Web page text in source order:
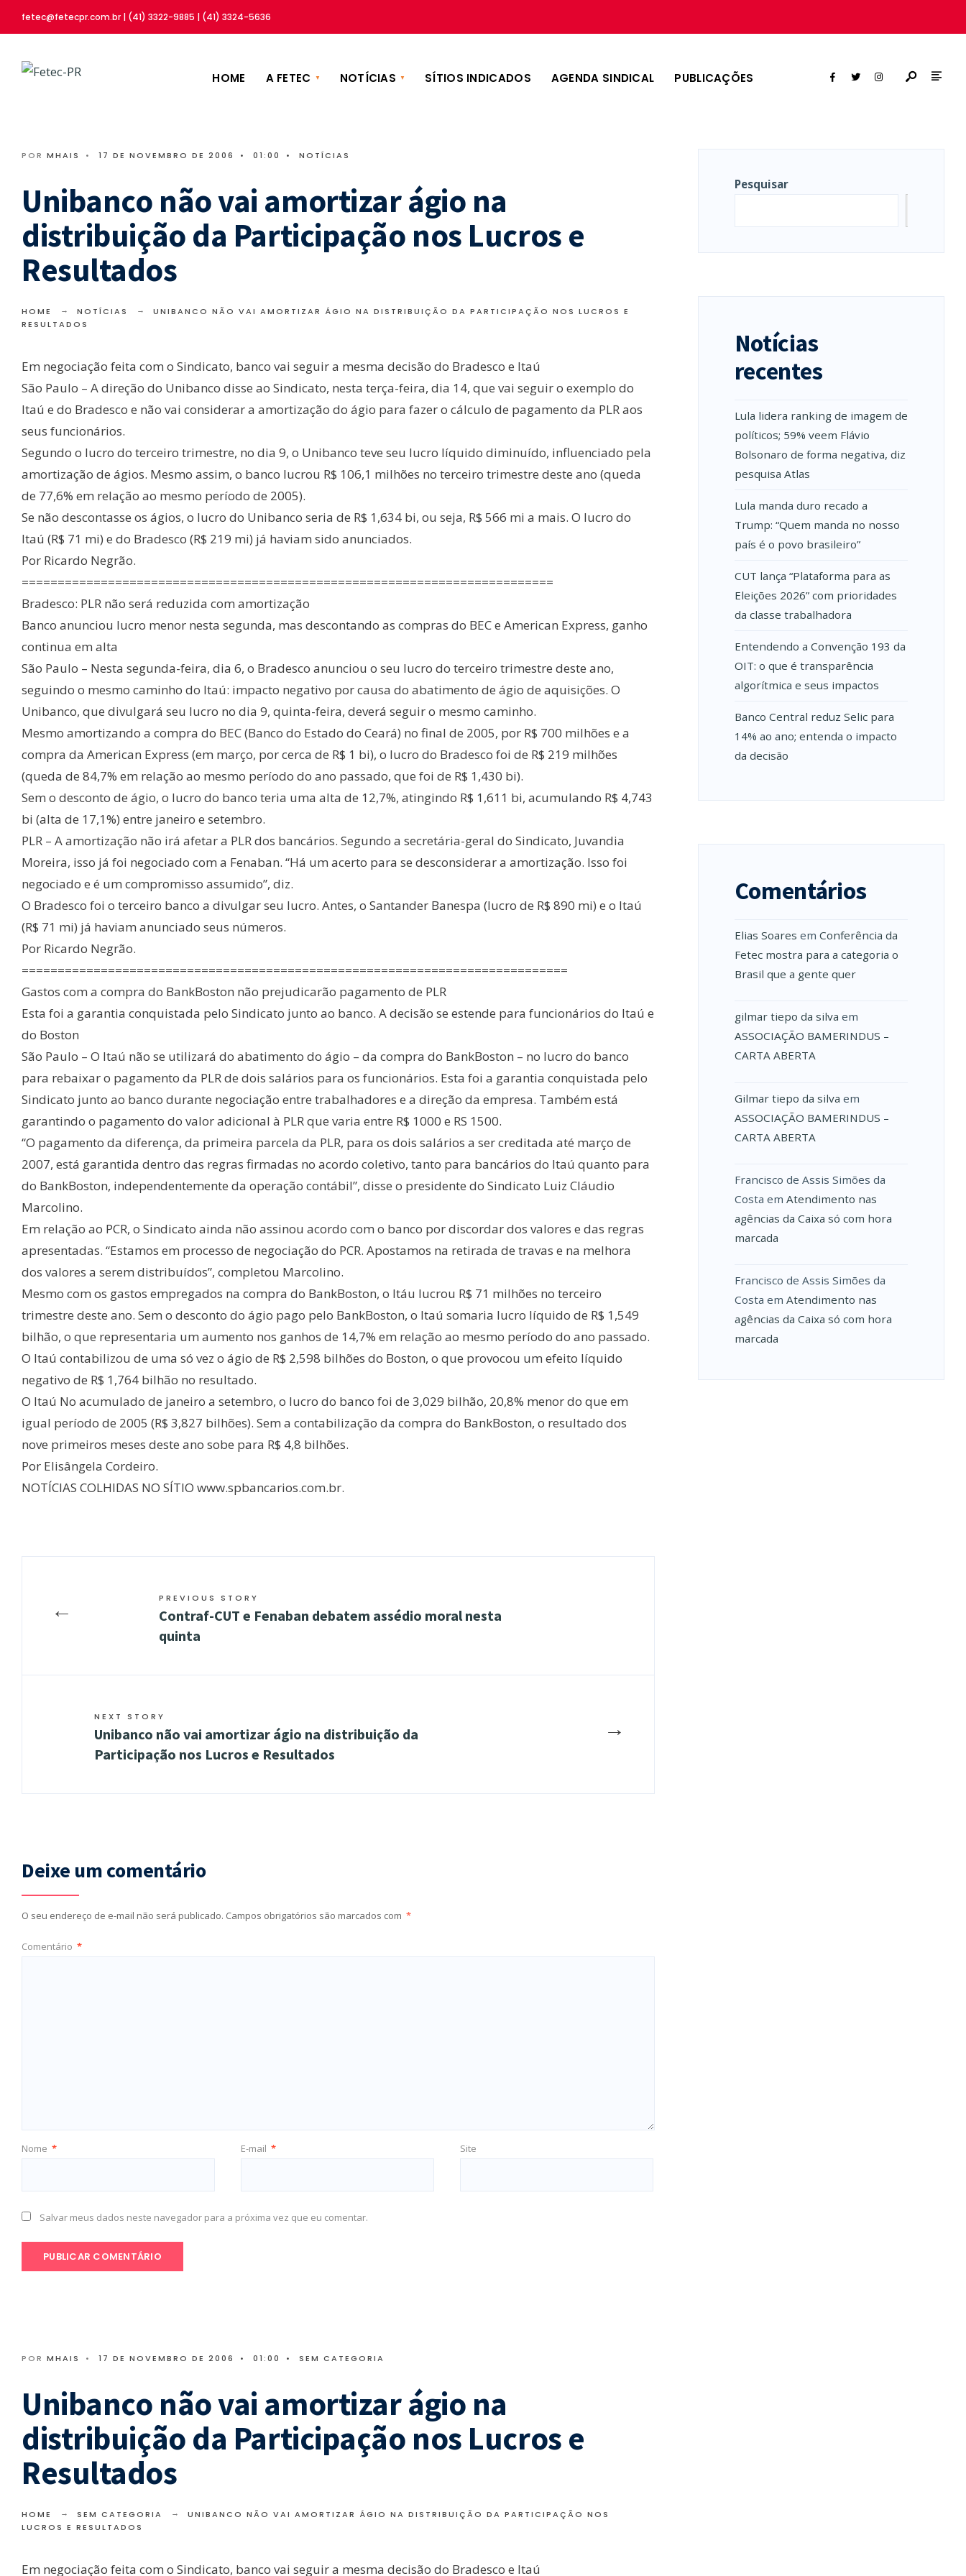
fetec@fetecpr.com.br | (41) 3322-9885 | (41) 3324-5636
HOME A FETEC NOTÍCIAS SÍTIOS INDICADOS AGENDA SINDICAL PUBLICAÇÕES
POR MHAIS • 17 DE NOVEMBRO DE 2006 • 01:00 • NOTÍCIAS
Unibanco não vai amortizar ágio na
distribuição da Participação nos Lucros e
Resultados
HOME NOTÍCIAS
UNIBANCO NÃO VAI AMORTIZAR ÁGIO NA DISTRIBUIÇÃO DA PARTICIPAÇÃO NOS LUCROS E
RESULTADOS
Em negociação feita com o Sindicato, banco vai seguir a mesma decisão do Bradesco e Itaú
São Paulo – A direção do Unibanco disse ao Sindicato, nesta terça-feira, dia 14, que vai seguir o exemplo do
Itaú e do Bradesco e não vai considerar a amortização do ágio para fazer o cálculo de pagamento da PLR aos
seus funcionários.
Segundo o lucro do terceiro trimestre, no dia 9, o Unibanco teve seu lucro líquido diminuído, influenciado pela
amortização de ágios. Mesmo assim, o banco lucrou R$ 106,1 milhões no terceiro trimestre deste ano (queda
de 77,6% em relação ao mesmo período de 2005).
Se não descontasse os ágios, o lucro do Unibanco seria de R$ 1,634 bi, ou seja, R$ 566 mi a mais. O lucro do
Itaú (R$ 71 mi) e do Bradesco (R$ 219 mi) já haviam sido anunciados.
Por Ricardo Negrão.
==========================================================================
Bradesco: PLR não será reduzida com amortização
Banco anunciou lucro menor nesta segunda, mas descontando as compras do BEC e American Express, ganho
continua em alta
São Paulo – Nesta segunda-feira, dia 6, o Bradesco anunciou o seu lucro do terceiro trimestre deste ano,
seguindo o mesmo caminho do Itaú: impacto negativo por causa do abatimento de ágio de aquisições. O
Unibanco, que divulgará seu lucro no dia 9, quinta-feira, deverá seguir o mesmo caminho.
Mesmo amortizando a compra do BEC (Banco do Estado do Ceará) no final de 2005, por R$ 700 milhões e a
compra da American Express (em março, por cerca de R$ 1 bi), o lucro do Bradesco foi de R$ 219 milhões
(queda de 84,7% em relação ao mesmo período do ano passado, que foi de R$ 1,430 bi).
Sem o desconto de ágio, o lucro do banco teria uma alta de 12,7%, atingindo R$ 1,611 bi, acumulando R$ 4,743
bi (alta de 17,1%) entre janeiro e setembro.
PLR – A amortização não irá afetar a PLR dos bancários. Segundo a secretária-geral do Sindicato, Juvandia
Moreira, isso já foi negociado com a Fenaban. “Há um acerto para se desconsiderar a amortização. Isso foi
negociado e é um compromisso assumido”, diz.
O Bradesco foi o terceiro banco a divulgar seu lucro. Antes, o Santander Banespa (lucro de R$ 890 mi) e o Itaú
(R$ 71 mi) já haviam anunciado seus números.
Por Ricardo Negrão.
============================================================================
Gastos com a compra do BankBoston não prejudicarão pagamento de PLR
Esta foi a garantia conquistada pelo Sindicato junto ao banco. A decisão se estende para funcionários do Itaú e
do Boston
São Paulo – O Itaú não se utilizará do abatimento do ágio – da compra do BankBoston – no lucro do banco
para rebaixar o pagamento da PLR de dois salários para os funcionários. Esta foi a garantia conquistada pelo
Sindicato junto ao banco durante negociação entre trabalhadores e a direção da empresa. Também está
garantindo o pagamento do valor adicional à PLR que varia entre R$ 1000 e RS 1500.
“O pagamento da diferença, da primeira parcela da PLR, para os dois salários a ser creditada até março de
2007, está garantida dentro das regras firmadas no acordo coletivo, tanto para bancários do Itaú quanto para
do BankBoston, independentemente da operação contábil”, disse o presidente do Sindicato Luiz Cláudio
Marcolino.
Em relação ao PCR, o Sindicato ainda não assinou acordo com o banco por discordar dos valores e das regras
apresentadas. “Estamos em processo de negociação do PCR. Apostamos na retirada de travas e na melhora
dos valores a serem distribuídos”, completou Marcolino.
Mesmo com os gastos empregados na compra do BankBoston, o Itáu lucrou R$ 71 milhões no terceiro
trimestre deste ano. Sem o desconto do ágio pago pelo BankBoston, o Itaú somaria lucro líquido de R$ 1,549
bilhão, o que representaria um aumento nos ganhos de 14,7% em relação ao mesmo período do ano passado.
O Itaú contabilizou de uma só vez o ágio de R$ 2,598 bilhões do Boston, o que provocou um efeito líquido
negativo de R$ 1,764 bilhão no resultado.
O Itaú No acumulado de janeiro a setembro, o lucro do banco foi de 3,029 bilhão, 20,8% menor do que em
igual período de 2005 (R$ 3,827 bilhões). Sem a contabilização da compra do BankBoston, o resultado dos
nove primeiros meses deste ano sobe para R$ 4,8 bilhões.
Por Elisângela Cordeiro.
NOTÍCIAS COLHIDAS NO SÍTIO www.spbancarios.com.br.
← PREVIOUS STORY
Contraf-CUT e Fenaban debatem assédio moral nesta
quinta
→
NEXT STORY
Unibanco não vai amortizar ágio na distribuição da
Participação nos Lucros e Resultados
Deixe um comentário
O seu endereço de e-mail não será publicado. Campos obrigatórios são marcados com *
Comentário *
Nome * E-mail * Site
Salvar meus dados neste navegador para a próxima vez que eu comentar.
Pesquisar
Notícias
recentes
Lula lidera ranking de imagem de
políticos; 59% veem Flávio
Bolsonaro de forma negativa, diz
pesquisa Atlas
Lula manda duro recado a
Trump: “Quem manda no nosso
país é o povo brasileiro”
CUT lança “Plataforma para as
Eleições 2026” com prioridades
da classe trabalhadora
Entendendo a Convenção 193 da
OIT: o que é transparência
algorítmica e seus impactos
Banco Central reduz Selic para
14% ao ano; entenda o impacto
da decisão
Comentários
Elias Soares em Conferência da
Fetec mostra para a categoria o
Brasil que a gente quer
gilmar tiepo da silva em
ASSOCIAÇÃO BAMERINDUS –
CARTA ABERTA
Gilmar tiepo da silva em
ASSOCIAÇÃO BAMERINDUS –
CARTA ABERTA
Francisco de Assis Simões da
Costa em Atendimento nas
agências da Caixa só com hora
marcada
Francisco de Assis Simões da
Costa em Atendimento nas
agências da Caixa só com hora
marcada
POR MHAIS • 17 DE NOVEMBRO DE 2006 • 01:00 • SEM CATEGORIA
Unibanco não vai amortizar ágio na
distribuição da Participação nos Lucros e
Resultados
HOME SEM CATEGORIA
UNIBANCO NÃO VAI AMORTIZAR ÁGIO NA DISTRIBUIÇÃO DA PARTICIPAÇÃO NOS
LUCROS E RESULTADOS
Em negociação feita com o Sindicato, banco vai seguir a mesma decisão do Bradesco e Itaú